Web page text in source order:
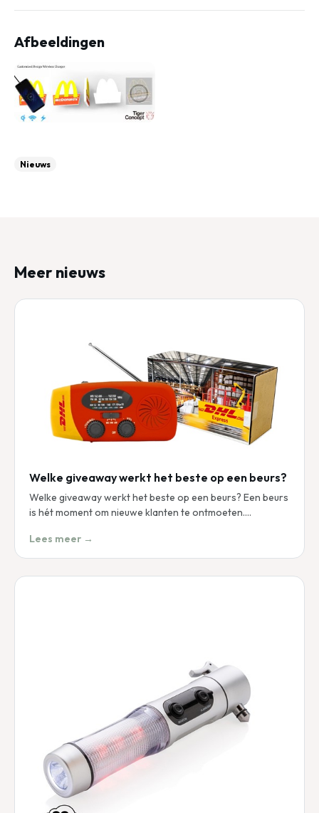
Afbeeldingen
Nieuws
Meer nieuws
Welke giveaway werkt het beste op een beurs?
Welke giveaway werkt het beste op een beurs? Een beurs
is hét moment om nieuwe klanten te ontmoeten.…
Lees meer →